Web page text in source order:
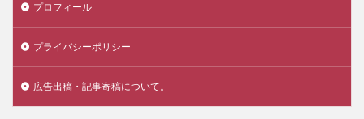
プロフィール
プライバシーポリシー
広告出稿・記事寄稿について。